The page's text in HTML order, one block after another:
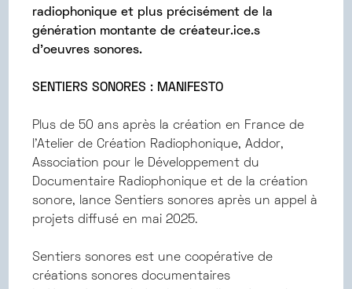
radiophonique et plus précisément de la
génération montante de créateur.ice.s
d’oeuvres sonores.
SENTIERS SONORES : MANIFESTO
Plus de 50 ans après la création en France de
l’Atelier de Création Radiophonique, Addor,
Association pour le Développement du
Documentaire Radiophonique et de la création
sonore, lance Sentiers sonores après un appel à
projets diffusé en mai 2025.
Sentiers sonores est une coopérative de
créations sonores documentaires